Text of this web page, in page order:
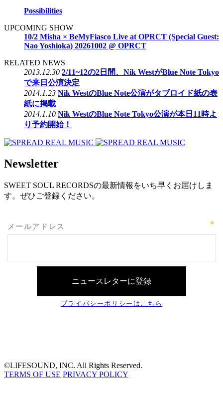
Possibilities
UPCOMING SHOW
10/2 Misha × BeMyFiasco Live at OPRCT (Special Guest:
Nao Yoshioka) 20261002 @ OPRCT
RELATED NEWS
2013.12.30 2/11~12の2日間、Nik WestがBlue Note Tokyo
で来日公演決定
2014.1.23 Nik WestのBlue Note公演がタブロイド紙の表
紙に掲載
2014.1.10 Nik WestのBlue Note Tokyo公演が本日11時よ
り予約開始！
Newsletter
SWEET SOUL RECORDSの最新情報をいち早くお届けしま
す。ぜひご登録ください。
©LIFESOUND, INC. All Rights Reserved.
TERMS OF USE PRIVACY POLICY